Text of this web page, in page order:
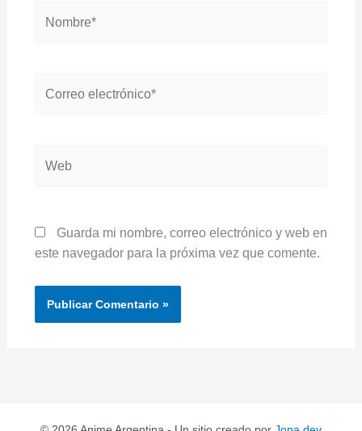
electrónico*
Guarda mi nombre, correo electrónico y web en
este navegador para la próxima vez que comente.